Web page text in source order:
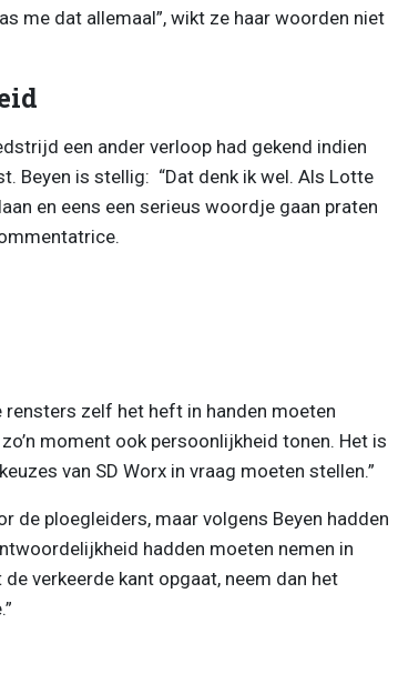
me dat allemaal”, wikt ze haar woorden niet
een ander verloop had gekend indien
Beyen is stellig: “Dat denk ik wel. Als Lotte
en eens een serieus woordje gaan praten
zelf het heft in handen moeten
moment ook persoonlijkheid tonen. Het is
van SD Worx in vraag moeten stellen.”
de ploegleiders, maar volgens Beyen hadden
hadden moeten nemen in
verkeerde kant opgaat, neem dan het